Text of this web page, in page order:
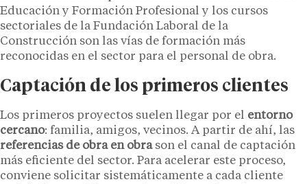
Educación y Formación Profesional y los cursos
sectoriales de la Fundación Laboral de la
Construcción son las vías de formación más
reconocidas en el sector para el personal de obra.
Captación de los primeros clientes
Los primeros proyectos suelen llegar por el entorno
cercano: familia, amigos, vecinos. A partir de ahí, las
referencias de obra en obrason el canal de captación
más eficiente del sector. Para acelerar este proceso,
conviene solicitar sistemáticamente a cada cliente